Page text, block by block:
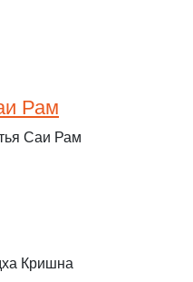
Рам
Саи Рам
Кришна